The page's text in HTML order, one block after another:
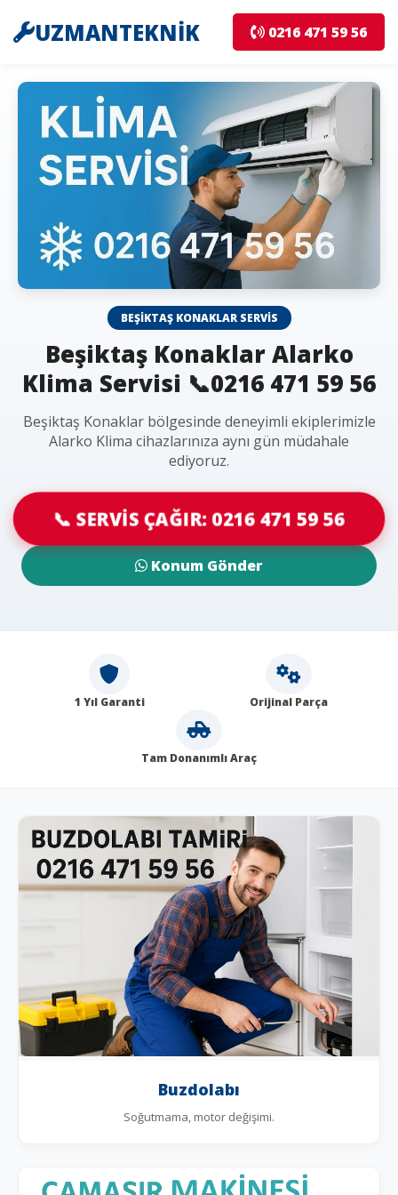
UZMANTEKNİK 0216 471 59 56
BEŞIKTAŞ KONAKLAR SERVIS
Beşiktaş Konaklar Alarko
Klima Servisi 📞0216 471 59 56
Beşiktaş Konaklar bölgesinde deneyimli ekiplerimizle
Alarko Klima cihazlarınıza aynı gün müdahale
ediyoruz.
📞 SERVİS ÇAĞIR: 0216 471 59 56
Konum Gönder
1 Yıl Garanti Orijinal Parça
Tam Donanımlı Araç
Buzdolabı
Soğutmama, motor değişimi.